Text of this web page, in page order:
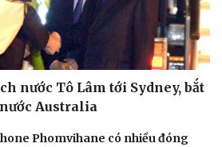
nước Tô Lâm tới Sydney, bắt
Australia
Phomvihane có nhiều đóng